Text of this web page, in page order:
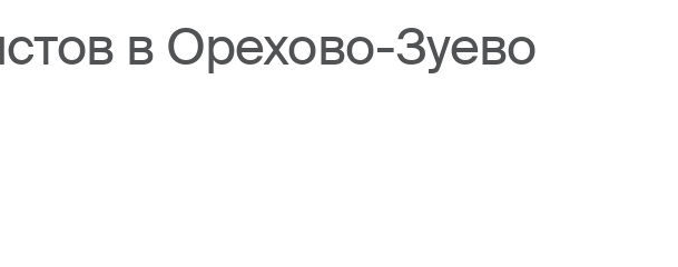
в Орехово-Зуево